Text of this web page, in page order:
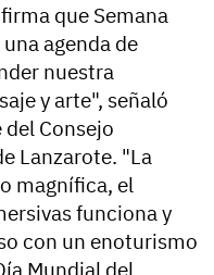
que Semana
agenda de
nuestra
y arte", señaló
Consejo
Lanzarote. "La
magnífica, el
funciona y
con un enoturismo
Mundial del